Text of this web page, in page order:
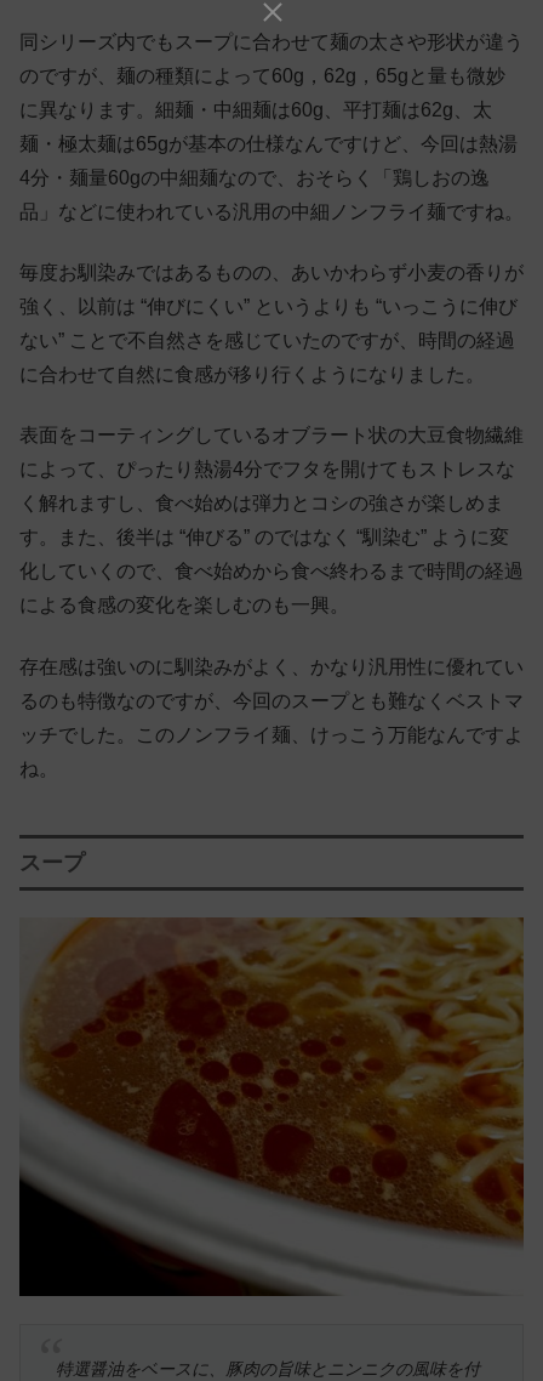
同シリーズ内でもスープに合わせて麺の太さや形状が違う
のですが、麺の種類によって60g，62g，65gと量も微妙
に異なります。細麺・中細麺は60g、平打麺は62g、太
麺・極太麺は65gが基本の仕様なんですけど、今回は熱湯
4分・麺量60gの中細麺なので、おそらく「鶏しおの逸
品」などに使われている汎用の中細ノンフライ麺ですね。
毎度お馴染みではあるものの、あいかわらず小麦の香りが
強く、以前は “伸びにくい” というよりも “いっこうに伸び
ない” ことで不自然さを感じていたのですが、時間の経過
に合わせて自然に食感が移り行くようになりました。
表面をコーティングしているオブラート状の大豆食物繊維
によって、ぴったり熱湯4分でフタを開けてもストレスな
く解れますし、食べ始めは弾力とコシの強さが楽しめま
す。また、後半は “伸びる” のではなく “馴染む” ように変
化していくので、食べ始めから食べ終わるまで時間の経過
による食感の変化を楽しむのも一興。
存在感は強いのに馴染みがよく、かなり汎用性に優れてい
るのも特徴なのですが、今回のスープとも難なくベストマ
ッチでした。このノンフライ麺、けっこう万能なんですよ
ね。
スープ
特選醤油をベースに、豚肉の旨味とニンニクの風味を付